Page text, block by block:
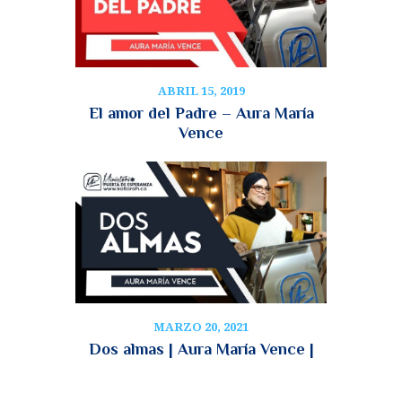
ABRIL 15, 2019
El amor del Padre – Aura María
Vence
MARZO 20, 2021
Dos almas | Aura María Vence |